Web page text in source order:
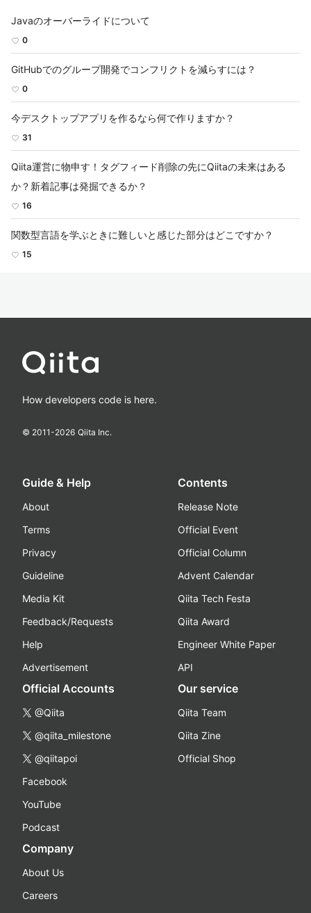
Javaのオーバーライドについて
0
GitHubでのグループ開発でコンフリクトを減らすには？
0
今デスクトップアプリを作るなら何で作りますか？
31
Qiita運営に物申す！タグフィード削除の先にQiitaの未来はある
か？新着記事は発掘できるか？
16
関数型言語を学ぶときに難しいと感じた部分はどこですか？
15
How developers code is here.
© 2011-2026 Qiita Inc.
Guide & Help
About
Terms
Privacy
Guideline
Media Kit
Feedback/Requests
Help
Advertisement
Contents
Release Note
Official Event
Official Column
Advent Calendar
Qiita Tech Festa
Qiita Award
Engineer White Paper
API
Official Accounts
@Qiita
@qiita_milestone
@qiitapoi
Facebook
YouTube
Podcast
Our service
Qiita Team
Qiita Zine
Official Shop
Company
About Us
Careers